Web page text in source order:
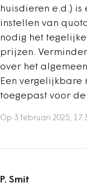
huisdieren e.d.)
instellen van
nodig het
prijzen.
over het
Een vergelijkbare
toegepast voor
Op 3 februari 2025,
P. Smit